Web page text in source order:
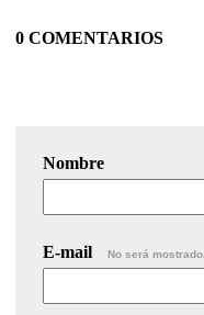
0 COMENTARIOS
Nombre
E-mail No será mostrado.